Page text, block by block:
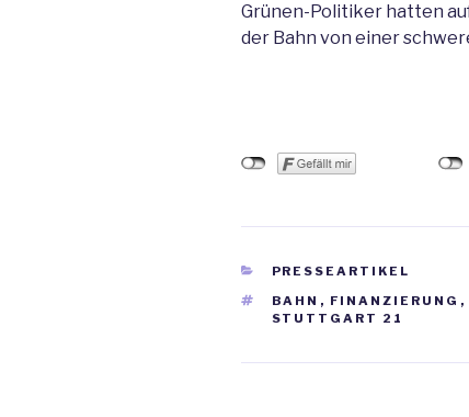
Grünen-Politiker hatten
der Bahn von einer
KATEGORIEN
PRESSEARTIKEL
SCHLAGWÖRTER
BAHN , FINANZIERUNG ,
STUTTGART 21